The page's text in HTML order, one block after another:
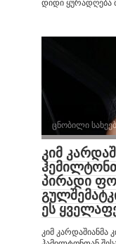
დიდი ყურადღება
ცნობილი
კიმ
პირადი
ეს
კიმ